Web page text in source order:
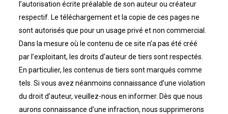
l’autorisation écrite préalable de son auteur ou créateur
respectif. Le téléchargement et la copie de ces pages ne
sont autorisés que pour un usage privé et non commercial.
Dans la mesure où le contenu de ce site n’a pas été créé
par l’exploitant, les droits d’auteur de tiers sont respectés.
En particulier, les contenus de tiers sont marqués comme
tels. Si vous avez néanmoins connaissance d’une violation
du droit d’auteur, veuillez-nous en informer. Dès que nous
aurons connaissance d’une infraction, nous supprimerons